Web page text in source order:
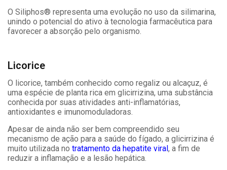
O Siliphos® representa uma evolução no uso da silimarina,
unindo o potencial do ativo à tecnologia farmacêutica para
favorecer a absorção pelo organismo.
Licorice
O licorice, também conhecido como regaliz ou alcaçuz, é
uma espécie de planta rica em glicirrizina, uma substância
conhecida por suas atividades anti-inflamatórias,
antioxidantes e imunomoduladoras.
Apesar de ainda não ser bem compreendido seu
mecanismo de ação para a saúde do fígado, a glicirrizina é
muito utilizada no tratamento da hepatite viral, a fim de
reduzir a inflamação e a lesão hepática.